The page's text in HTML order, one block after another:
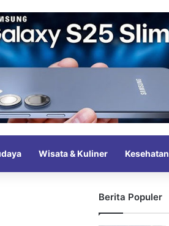
Wisata & Kuliner Kesehatan
Berita Populer